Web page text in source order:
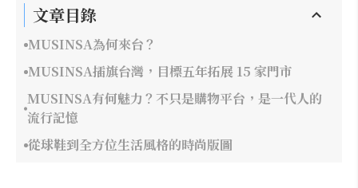
文章目錄
MUSINSA為何來台？
MUSINSA插旗台灣，目標五年拓展 15 家門市
MUSINSA有何魅力？不只是購物平台，是一代人的
流行記憶
從球鞋到全方位生活風格的時尚版圖